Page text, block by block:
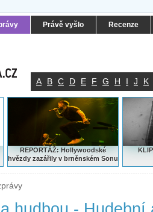
Právě vyšlo Recenze
A B C D E F G H I J K
REPORTÁŽ: Hollywoodské
hvězdy zazářily v brněnském Sonu